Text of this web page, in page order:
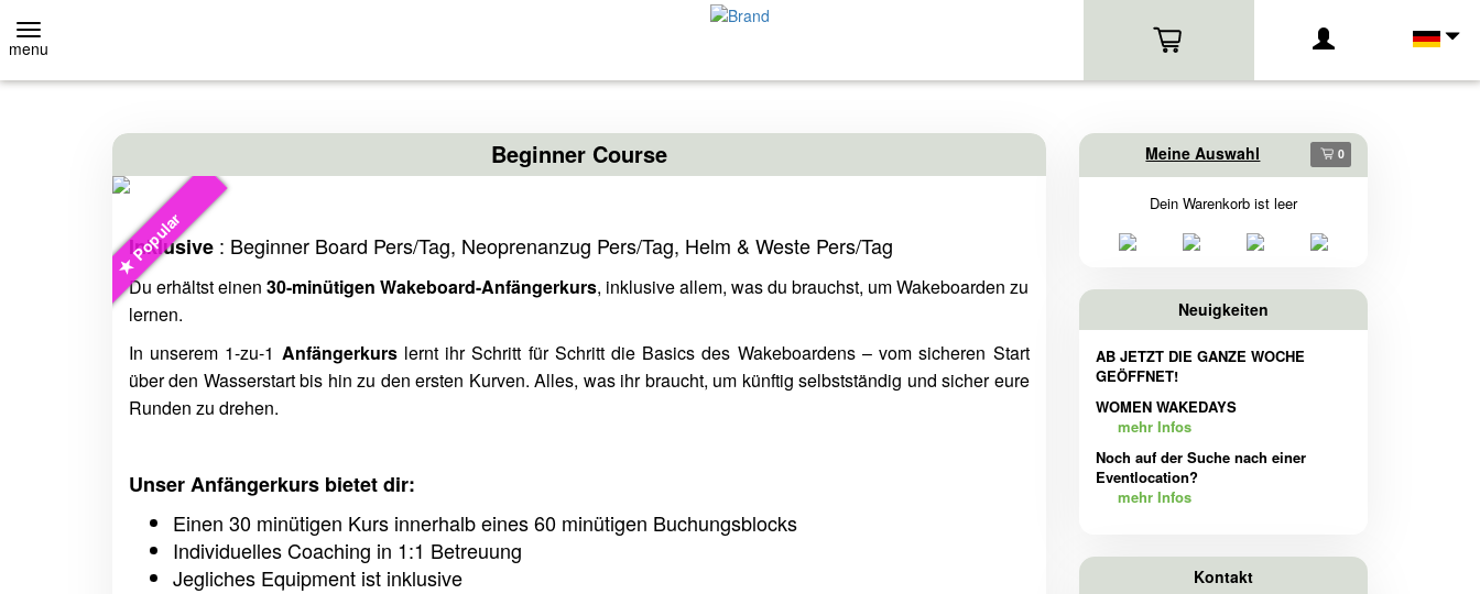
menu
Beginner Course
Popular
Inklusive : Beginner Board Pers/Tag, Neoprenanzug Pers/Tag, Helm & Weste Pers/Tag
Du erhältst einen 30-minütigen Wakeboard-Anfängerkurs, inklusive allem, was du brauchst, um Wakeboarden zu
lernen.
In unserem 1-zu-1 Anfängerkurslernt ihr Schritt für Schritt die Basics des Wakeboardens – vom sicheren Start
über den Wasserstart bis hin zu den ersten Kurven. Alles, was ihr braucht, um künftig selbstständig und sicher eure
Runden zu drehen.
Unser Anfängerkurs bietet dir:
Einen 30 minütigen Kurs innerhalb eines 60 minütigen Buchungsblocks
Individuelles Coaching in 1:1 Betreuung
Jegliches Equipment ist inklusive
Meine Auswahl 0
Dein Warenkorb ist leer
Neuigkeiten
AB JETZT DIE GANZE WOCHE
GEÖFFNET!
WOMEN WAKEDAYS
mehr Infos
Noch auf der Suche nach einer
Eventlocation?
mehr Infos
Kontakt
Event-Location
EVENT-LOCATION
EVENT ANFRAGE
HOMEPAGE
Stand-Up
VERLEIH
KURSE
EIGENES SUP
HOMEPAGE